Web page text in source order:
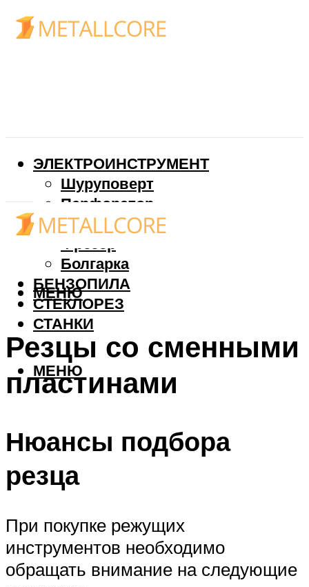
ЭЛЕКТРОИНСТРУМЕНТ
Шуруповерт
Перфоратор
Дрель
Фрезер
Болгарка
БЕНЗОПИЛА
СТЕКЛОРЕЗ
СТАНКИ
МЕНЮ
МЕНЮ
Резцы со сменными
пластинами
Нюансы подбора
резца
При покупке режущих
инструментов необходимо
обращать внимание на следующие